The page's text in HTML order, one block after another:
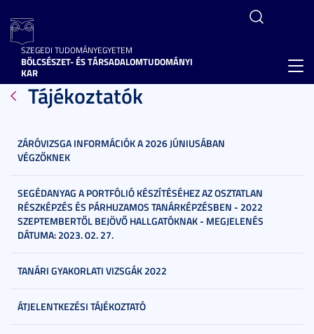
SZEGEDI TUDOMÁNYEGYETEM
BÖLCSÉSZET- ÉS TÁRSADALOMTUDOMÁNYI
KAR
Tájékoztatók
ZÁRÓVIZSGA INFORMÁCIÓK A 2026 JÚNIUSÁBAN
VÉGZŐKNEK
SEGÉDANYAG A PORTFÓLIÓ KÉSZÍTÉSÉHEZ AZ OSZTATLAN
RÉSZKÉPZÉS ÉS PÁRHUZAMOS TANÁRKÉPZÉSBEN - 2022
SZEPTEMBERTŐL BEJÖVŐ HALLGATÓKNAK - MEGJELENÉS
DÁTUMA: 2023. 02. 27.
TANÁRI GYAKORLATI VIZSGÁK 2022
ÁTJELENTKEZÉSI TÁJÉKOZTATÓ